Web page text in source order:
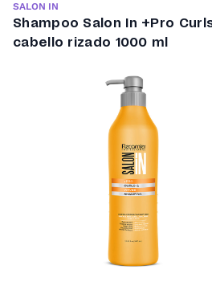
SALON IN
Shampoo Salon In +Pro
cabello rizado 1000 ml